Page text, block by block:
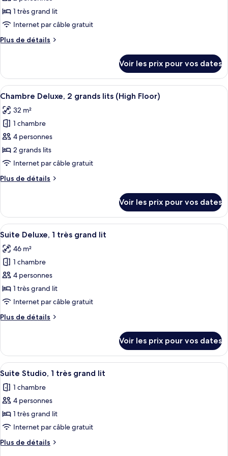
club
lits,
accès
au
salon
ce
type
chambre :
très
grand
lit
(High
Floor)
1 très grand lit
Internet par câble gratuit
Plus de détails
Plus
le
type
de
Chambre
Deluxe,
très
grand
lit
(High
Floor)
Voir les prix pour vos dates
Afficher
toutes
les
photos
pour
ce
type
chambre :
2
grands
lits
(High
Floor)
Une chambre d’hôtel avec deux lits,
4
Chambre Deluxe, 2 grands lits (High Floor)
32 m²
1 chambre
4 personnes
2 grands lits
Internet par câble gratuit
Plus de détails
Plus
le
type
de
Chambre
Deluxe,
grands
lits
(High
Floor)
Voir les prix pour vos dates
Afficher
toutes
les
photos
pour
ce
type
chambre :
très
grand
lit
Une chambre d’hôtel avec un
4
Suite Deluxe, 1 très grand lit
46 m²
1 chambre
4 personnes
1 très grand lit
Internet par câble gratuit
Plus de détails
Plus
le
type
de
Suite
Deluxe,
très
grand
Voir les prix pour vos dates
Afficher
toutes
les
photos
pour
ce
type
de
Une chambre d’hôtel moderne
5
Suite Studio, 1 très grand lit
1 chambre
4 personnes
1 très grand lit
Internet par câble gratuit
Plus de détails
Plus